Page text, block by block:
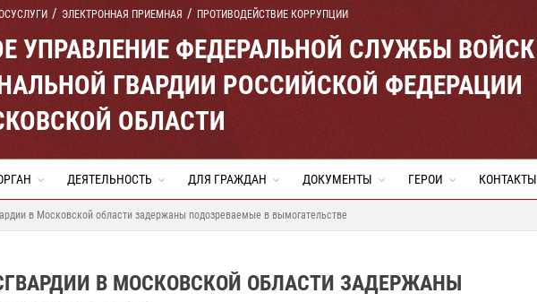
ЭЛЕКТРОННАЯ ПРИЕМНАЯ ПРОТИВОДЕЙСТВИЕ КОРРУПЦИИ
УПРАВЛЕНИЕ ФЕДЕРАЛЬНОЙ СЛУЖБЫ ВОЙСК
ГВАРДИИ РОССИЙСКОЙ ФЕДЕРАЦИИ
ОБЛАСТИ
ДЕЯТЕЛЬНОСТЬ ДЛЯ ГРАЖДАН ДОКУМЕНТЫ ГЕРОИ КОНТАКТЫ
в Московской области задержаны подозреваемые в вымогательстве
В МОСКОВСКОЙ ОБЛАСТИ ЗАДЕРЖАНЫ